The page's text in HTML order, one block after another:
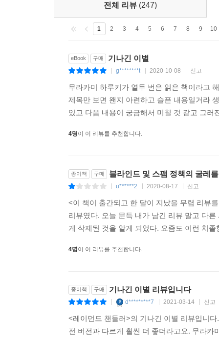
전체 리뷰 (247)
1 2 3 4 5 6 7 8 9 10
eBook 구매 기나긴 이별
g********t 2020-10-08 신고
무라카미 하루키가 열두 번은 읽은 책이라고
제목만 보면 왠지 아련하고 슬픈 내용일거라
있고 다음 내용이 궁금해서 미칠 것 같고 그
4명이 이 리뷰를 추천합니다.
종이책 구매 블라인드 및 스팸 정책의 굴레
u******2 2020-08-17 신고
<이 책이 출간되고 한 달이 지났을 무렵 리뷰
리뷰였다. 오늘 문득 내가 남긴 리뷰 말고 다
게 삭제된 것을 알게 되었다. 요즘도 이런 치
4명이 이 리뷰를 추천합니다.
종이책 구매 기나긴 이별 리뷰입니다
d*********7 2021-03-14 신고
<레이먼드 챈들러>의 기나긴 이별 리뷰입니
전 버전과 다르게 훨씬 더 좋더라고요. 무라